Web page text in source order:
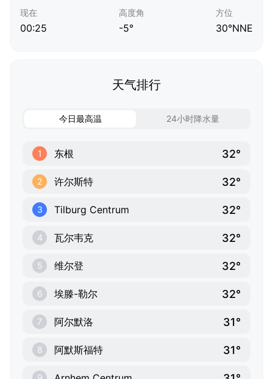
现在
00:25
高度角
-5°
方位
30°NNE
天气排行
今日最高温 24小时降水量
1 东根 32°
2 许尔斯特 32°
3 Tilburg Centrum 32°
4 瓦尔韦克 32°
5 维尔登 32°
6 埃滕-勒尔 32°
7 阿尔默洛 31°
8 阿默斯福特 31°